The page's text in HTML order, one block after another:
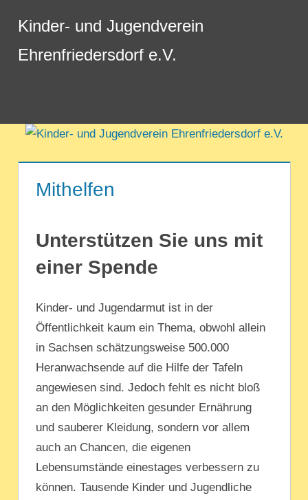
Inhalt
springen
Kinder- und Jugendverein
Ehrenfriedersdorf e.V.
Mithelfen
Unterstützen Sie uns mit
einer Spende
Kinder- und Jugendarmut ist in der
Öffentlichkeit kaum ein Thema, obwohl allein
in Sachsen schätzungsweise 500.000
Heranwachsende auf die Hilfe der Tafeln
angewiesen sind. Jedoch fehlt es nicht bloß
an den Möglichkeiten gesunder Ernährung
und sauberer Kleidung, sondern vor allem
auch an Chancen, die eigenen
Lebensumstände einestages verbessern zu
können. Tausende Kinder und Jugendliche